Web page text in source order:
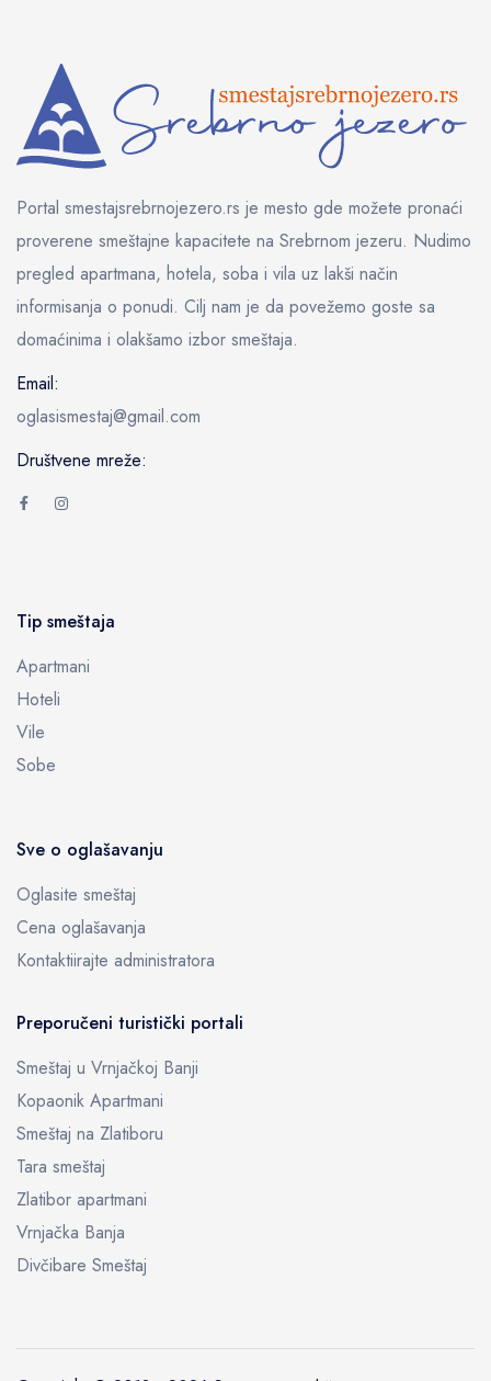
Portal smestajsrebrnojezero.rs je mesto gde možete pronaći
proverene smeštajne kapacitete na Srebrnom jezeru. Nudimo
pregled apartmana, hotela, soba i vila uz lakši način
informisanja o ponudi. Cilj nam je da povežemo goste sa
domaćinima i olakšamo izbor smeštaja.
Email:
oglasismestaj@gmail.com
Društvene mreže:
Tip smeštaja
Apartmani
Hoteli
Vile
Sobe
Sve o oglašavanju
Oglasite smeštaj
Cena oglašavanja
Kontaktiirajte administratora
Preporučeni turistički portali
Smeštaj u Vrnjačkoj Banji
Kopaonik Apartmani
Smeštaj na Zlatiboru
Tara smeštaj
Zlatibor apartmani
Vrnjačka Banja
Divčibare Smeštaj